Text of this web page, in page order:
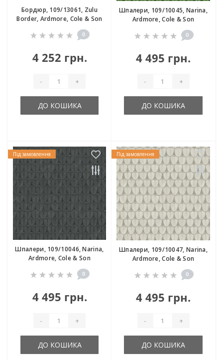
Бордюр, 109/13061, Zulu
Border, Ardmore, Cole & Son
0
4 252 грн.
- +
ДО КОШИКА
Шпалери, 109/10045, Narina,
Ardmore, Cole & Son
0
4 495 грн.
- +
ДО КОШИКА
Під замовлення
Шпалери, 109/10046, Narina,
Ardmore, Cole & Son
0
4 495 грн.
- +
ДО КОШИКА
Під замовлення
Шпалери, 109/10047, Narina,
Ardmore, Cole & Son
0
4 495 грн.
- +
ДО КОШИКА